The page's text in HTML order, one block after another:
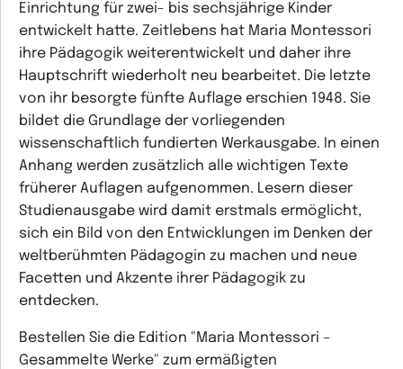
Einrichtung für zwei- bis sechsjährige Kinder
entwickelt hatte. Zeitlebens hat Maria Montessori
ihre Pädagogik weiterentwickelt und daher ihre
Hauptschrift wiederholt neu bearbeitet. Die letzte
von ihr besorgte fünfte Auflage erschien 1948. Sie
bildet die Grundlage der vorliegenden
wissenschaftlich fundierten Werkausgabe. In einen
Anhang werden zusätzlich alle wichtigen Texte
früherer Auflagen aufgenommen. Lesern dieser
Studienausgabe wird damit erstmals ermöglicht,
sich ein Bild von den Entwicklungen im Denken der
weltberühmten Pädagogin zu machen und neue
Facetten und Akzente ihrer Pädagogik zu
entdecken.
Bestellen Sie die Edition "Maria Montessori –
Gesammelte Werke" zum ermäßigten